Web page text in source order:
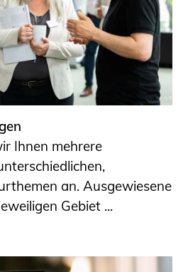
Ihnen mehrere
an. Ausgewiesene
Gebiet ...